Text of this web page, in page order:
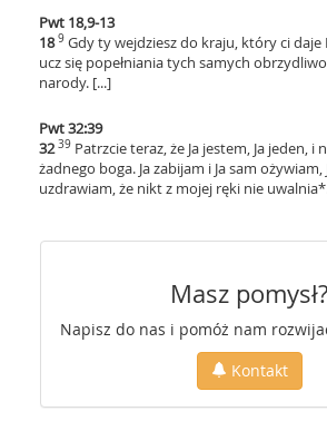
Pwt 18,9-13
18 9 Gdy ty wejdziesz do kraju, który ci daje
ucz się popełniania tych samych
narody. [...]
Pwt 32:39
32 39 Patrzcie teraz, że Ja jestem, Ja jeden, i
żadnego boga. Ja zabijam i Ja sam ożywiam,
uzdrawiam, że nikt z mojej ręki nie
Masz pomysł?
Napisz do nas i pomóż nam
Kontakt